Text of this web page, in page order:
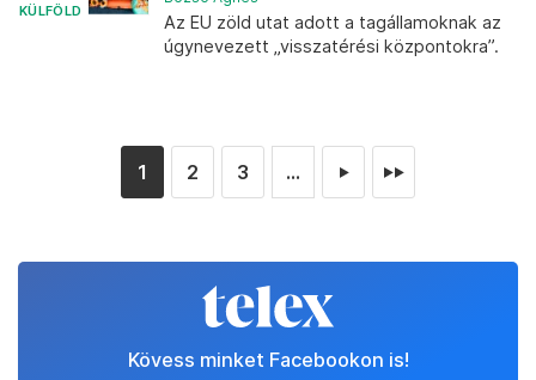
KÜLFÖLD
Az EU zöld utat adott a tagállamoknak az
úgynevezett „visszatérési központokra”.
1 2 3 ... ► ►►
Kövess minket Facebookon is!